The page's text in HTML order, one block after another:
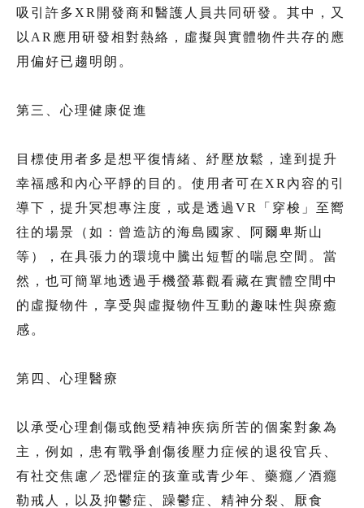
吸引許多XR開發商和醫護人員共同研發。其中，又
以AR應用研發相對熱絡，虛擬與實體物件共存的應
用偏好已趨明朗。
第三、心理健康促進
目標使用者多是想平復情緒、紓壓放鬆，達到提升
幸福感和內心平靜的目的。使用者可在XR內容的引
導下，提升冥想專注度，或是透過VR「穿梭」至嚮
往的場景（如：曾造訪的海島國家、阿爾卑斯山
等），在具張力的環境中騰出短暫的喘息空間。當
然，也可簡單地透過手機螢幕觀看藏在實體空間中
的虛擬物件，享受與虛擬物件互動的趣味性與療癒
感。
第四、心理醫療
以承受心理創傷或飽受精神疾病所苦的個案對象為
主，例如，患有戰爭創傷後壓力症候的退役官兵、
有社交焦慮／恐懼症的孩童或青少年、藥癮／酒癮
勒戒人，以及抑鬱症、躁鬱症、精神分裂、厭食